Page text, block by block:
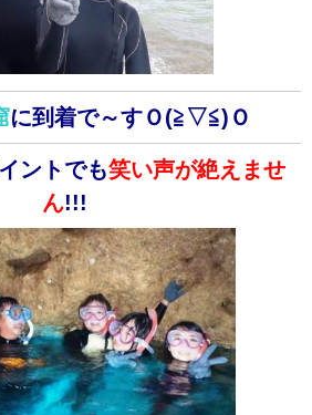
に到着で～すＯ(≧▽≦)Ｏ
ントでも笑い声が絶えませ
ん!!!